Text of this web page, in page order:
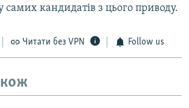
самих кандидатів з цього приводу.
Читати без VPN Follow us